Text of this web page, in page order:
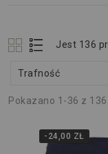
Jest 136
Trafność
Pokazano 1-36 z
-24,00 ZŁ